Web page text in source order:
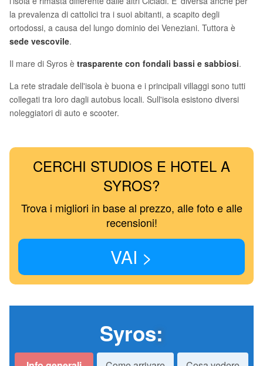
la prevalenza di cattolici tra i suoi abitanti, a scapito degli
ortodossi, a causa del lungo dominio dei Veneziani. Tuttora è
sede vescovile.
Il mare di Syros è trasparente con fondali bassi e sabbiosi.
La rete stradale dell'isola è buona e i principali villaggi sono tutti
collegati tra loro dagli autobus locali. Sull'isola esistono diversi
noleggiatori di auto e scooter.
CERCHI STUDIOS E HOTEL A
SYROS?
Trova i migliori in base al prezzo, alle foto e alle
recensioni!
VAI >
Syros: